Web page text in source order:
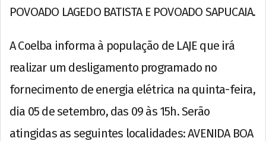
POVOADO LAGEDO BATISTA E POVOADO SAPUCAIA.
A Coelba informa à população de LAJE que irá
realizar um desligamento programado no
fornecimento de energia elétrica na quinta-feira,
dia 05 de setembro, das 09 às 15h. Serão
atingidas as seguintes localidades: AVENIDA BOA